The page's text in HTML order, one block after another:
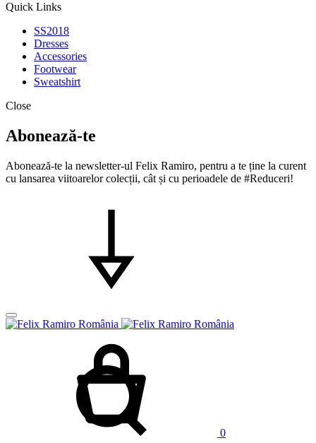
Quick Links
SS2018
Dresses
Accessories
Footwear
Sweatshirt
Close
Abonează-te
Abonează-te la newsletter-ul Felix Ramiro, pentru a te ține la curent
cu lansarea viitoarelor colecții, cât și cu perioadele de #Reduceri!
0